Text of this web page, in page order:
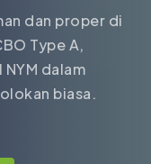
dan proper di
Type A,
dalam
biasa.